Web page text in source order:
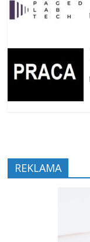
REKLAMA